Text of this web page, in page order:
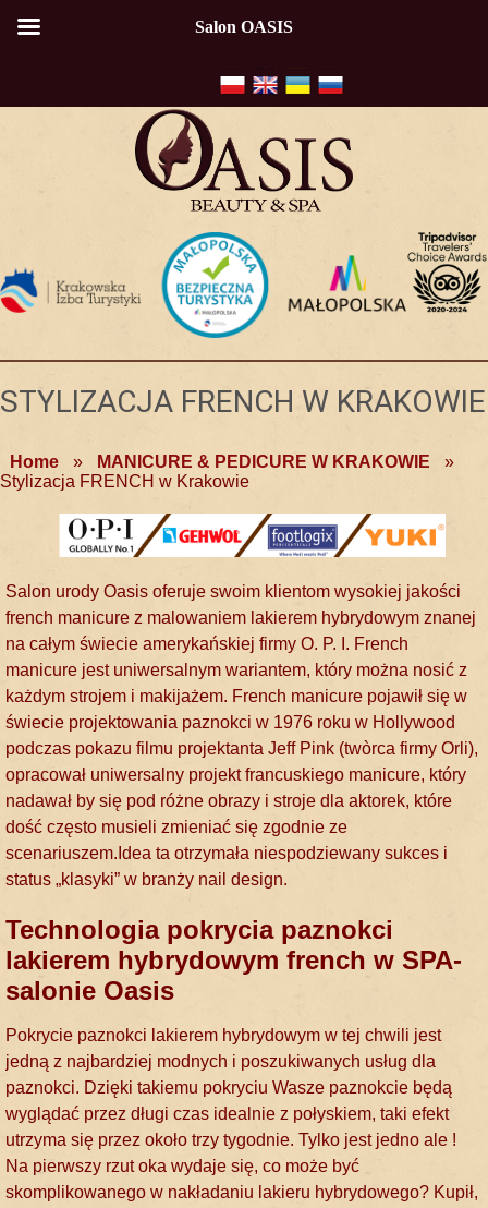
STYLIZACJA FRENCH W KRAKOWIE
Home » MANICURE & PEDICURE W KRAKOWIE
»
Stylizacja FRENCH w Krakowie
Salon urody Oasis oferuje swoim klientom wysokiej jakości
french manicure z malowaniem lakierem hybrydowym znanej
na całym świecie amerykańskiej firmy O. P. I. French
manicure jest uniwersalnym wariantem, który można nosić z
każdym strojem i makijażem. French manicure pojawił się w
świecie projektowania paznokci w 1976 roku w Hollywood
podczas pokazu filmu projektanta Jeff Pink (twòrca firmy Orli),
opracował uniwersalny projekt francuskiego manicure, który
nadawał by się pod różne obrazy i stroje dla aktorek, które
dość często musieli zmieniać się zgodnie ze
scenariuszem.Idea ta otrzymała niespodziewany sukces i
status „klasyki” w branży nail design.
Technologia pokrycia paznokci
lakierem hybrydowym french w SPA-
salonie Oasis
Pokrycie paznokci lakierem hybrydowym w tej chwili jest
jedną z najbardziej modnych i poszukiwanych usług dla
paznokci. Dzięki takiemu pokryciu Wasze paznokcie będą
wyglądać przez długi czas idealnie z połyskiem, taki efekt
utrzyma się przez około trzy tygodnie. Tylko jest jedno ale !
Na pierwszy rzut oka wydaje się, co może być
skomplikowanego w nakładaniu lakieru hybrydowego? Kupił,
Salon OASIS